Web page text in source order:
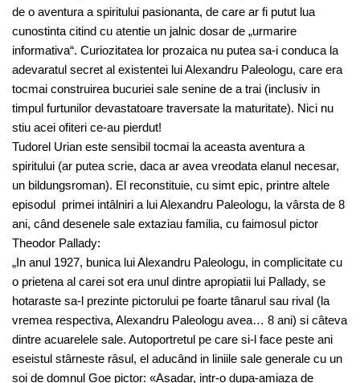
de o aventura a spiritului pasionanta, de care ar fi putut lua
cunostinta citind cu atentie un jalnic dosar de „urmarire
informativa“. Curiozitatea lor prozaica nu putea sa-i conduca la
adevaratul secret al existentei lui Alexandru Paleologu, care era
tocmai construirea bucuriei sale senine de a trai (inclusiv in
timpul furtunilor devastatoare traversate la maturitate). Nici nu
stiu acei ofiteri ce-au pierdut!
Tudorel Urian este sensibil tocmai la aceasta aventura a
spiritului (ar putea scrie, daca ar avea vreodata elanul necesar,
un bildungsroman). El reconstituie, cu simt epic, printre altele
episodul primei intâlniri a lui Alexandru Paleologu, la vârsta de 8
ani, când desenele sale extaziau familia, cu faimosul pictor
Theodor Pallady:
„In anul 1927, bunica lui Alexandru Paleologu, in complicitate cu
o prietena al carei sot era unul dintre apropiatii lui Pallady, se
hotaraste sa-l prezinte pictorului pe foarte tânarul sau rival (la
vremea respectiva, Alexandru Paleologu avea… 8 ani) si câteva
dintre acuarelele sale. Autoportretul pe care si-l face peste ani
eseistul stârneste râsul, el aducând in liniile sale generale cu un
soi de domnul Goe pictor: «Asadar, intr-o dupa-amiaza de